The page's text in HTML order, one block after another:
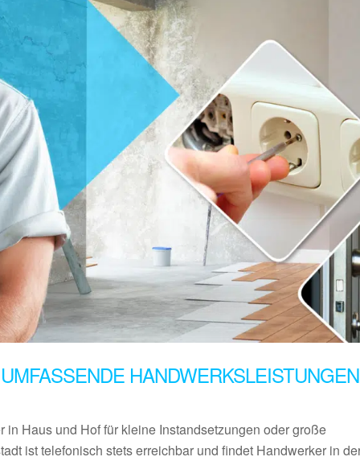
Haus und Hof für kleine Instandsetzungen oder große
ist telefonisch stets erreichbar und findet Handwerker in